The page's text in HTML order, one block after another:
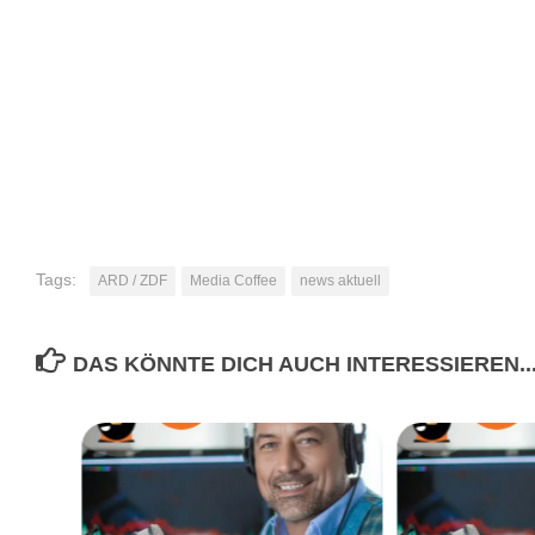
Tags: ARD / ZDF Media Coffee news aktuell
DAS KÖNNTE DICH AUCH